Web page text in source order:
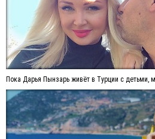
Пока Дарья Пынзарь живёт в Турции с детьми,